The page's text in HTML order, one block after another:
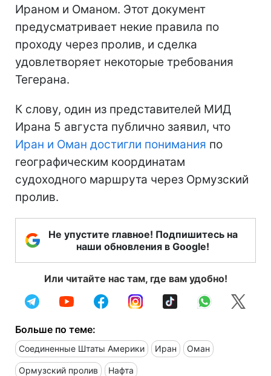
Ираном и Оманом. Этот документ
предусматривает некие правила по
проходу через пролив, и сделка
удовлетворяет некоторые требования
Тегерана.
К слову, один из представителей МИД
Ирана 5 августа публично заявил, что
Иран и Оман достигли понимания по
географическим координатам
судоходного маршрута через Ормузский
пролив.
Не упустите главное! Подпишитесь на
наши обновления в Google!
Или читайте нас там, где вам удобно!
Больше по теме:
Соединенные Штаты Америки Иран Оман
Ормузский пролив Нафта